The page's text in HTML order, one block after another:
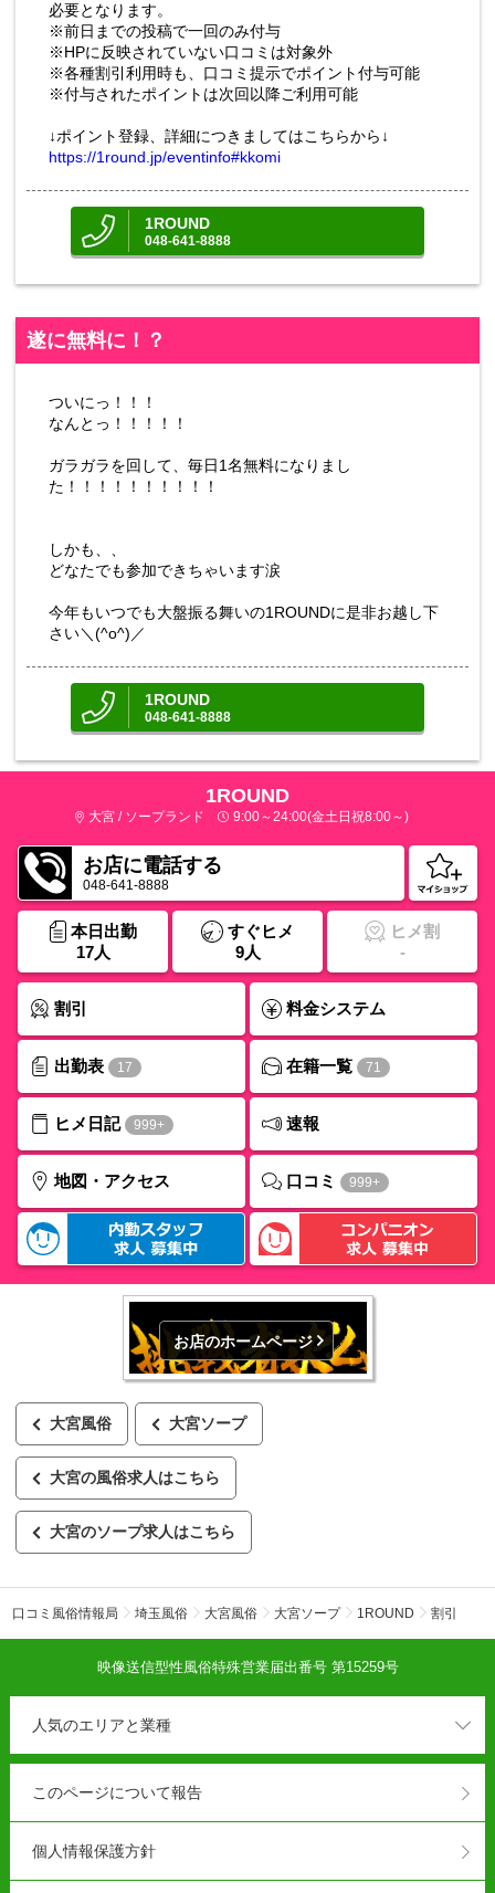
必要となります。
※前日までの投稿で一回のみ付与
※HPに反映されていない口コミは対象外
※各種割引利用時も、口コミ提示でポイント付与可能
※付与されたポイントは次回以降ご利用可能
↓ポイント登録、詳細につきましてはこちらから↓
https://1round.jp/eventinfo#kkomi
1ROUND
048-641-8888
遂に無料に！？
ついにっ！！！
なんとっ！！！！！
ガラガラを回して、毎日1名無料になりまし
た！！！！！！！！！！
しかも、、
どなたでも参加できちゃいます涙
今年もいつでも大盤振る舞いの1ROUNDに是非お越し下
さい＼(^o^)／
1ROUND
048-641-8888
1ROUND
大宮 / ソープランド 9:00～24:00(金土日祝8:00～)
お店に電話する
048-641-8888
本日出勤
17人
すぐヒメ
9人
ヒメ割
-
割引 料金システム
出勤表 17 在籍一覧 71
ヒメ日記 999+ 速報
地図・アクセス 口コミ 999+
お店のホームページ
大宮風俗 大宮ソープ
大宮の風俗求人はこちら
大宮のソープ求人はこちら
口コミ風俗情報局 埼玉風俗 大宮風俗 大宮ソープ 1ROUND 割引
映像送信型性風俗特殊営業届出番号 第15259号
人気のエリアと業種
このページについて報告
個人情報保護方針